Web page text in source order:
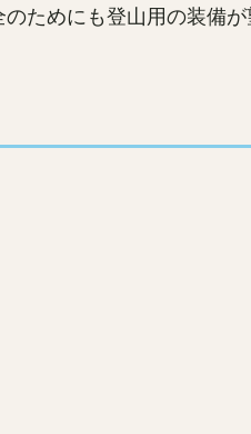
ためにも登山用の装備が